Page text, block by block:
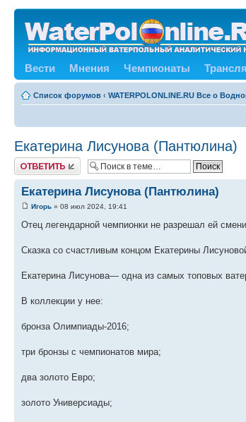
Вести Мнения Чемпионаты
Список форумов ‹ WATERPOLONLINE.RU Все о
Екатерина Лисунова (Пантюлина)
Ответить
Екатерина Лисунова (Пантюлина)
Игорь » 08 июл 2024, 19:41
Отец легендарной чемпионки не разрешал ей
Сказка со счастливым концом Екатерины
Екатерина Лисунова— одна из самых топовых
В коллекции у нее:
бронза Олимпиады-2016;
три бронзы с чемпионатов мира;
два золото Евро;
золото Универсиады;